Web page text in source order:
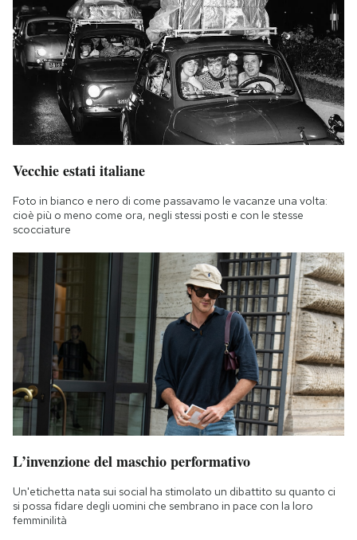
Vecchie estati italiane
Foto in bianco e nero di come passavamo le vacanze una volta:
cioè più o meno come ora, negli stessi posti e con le stesse
scocciature
L’invenzione del maschio performativo
Un'etichetta nata sui social ha stimolato un dibattito su quanto ci
si possa fidare degli uomini che sembrano in pace con la loro
femminilità